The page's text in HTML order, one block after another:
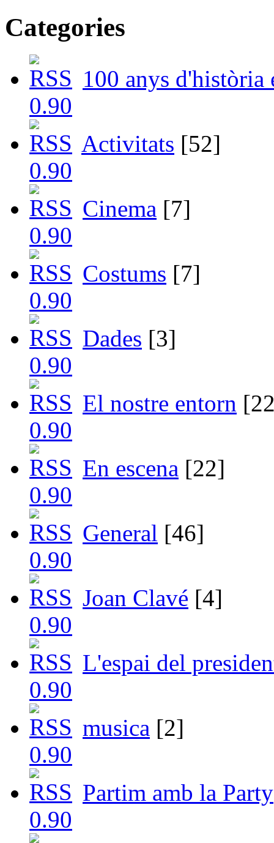
Categories
100 anys d'història
Activitats [52]
Cinema [7]
Costums [7]
Dades [3]
El nostre entorn
En escena [22]
General [46]
Joan Clavé [4]
L'espai del
musica [2]
Partim amb la Party